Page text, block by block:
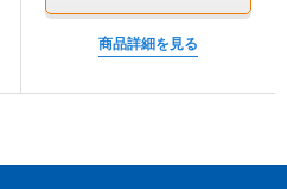
商品詳細を見る